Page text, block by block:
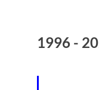
1996 -